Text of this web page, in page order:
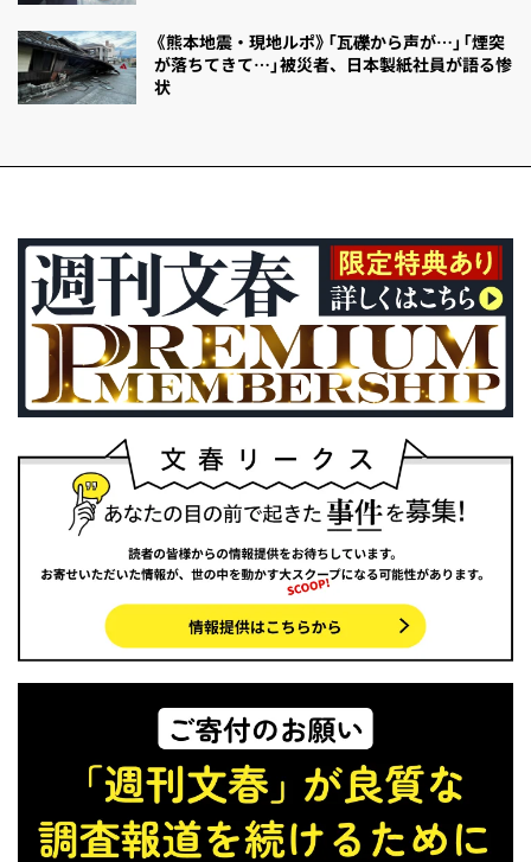
《熊本地震・現地ルポ》「瓦礫から声が…」「煙突
が落ちてきて…」被災者、日本製紙社員が語る惨
状